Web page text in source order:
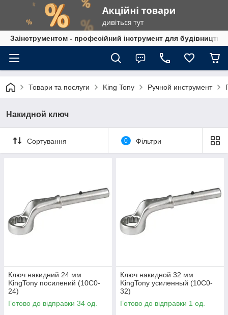
Заінструментом - професійний інструмент для
Товари та послуги King Tony Ручной инструмент
Накидной ключ
Сортування 0 Фільтри
Ключ накидний 24 мм
KingTony посилений (10C0-
24)
Готово до відправки 34 од.
Ключ накидной 32 мм
KingTony усиленный (10C0-
32)
Готово до відправки 1 од.